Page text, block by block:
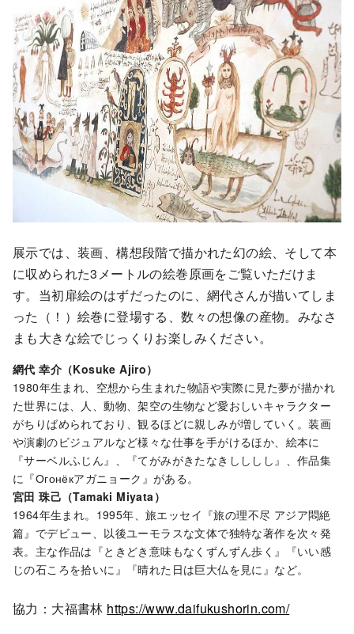
展示では、装画、構想段階で描かれた幻の絵、そして本
に収められた3メートルの絵巻原画をご覧いただけま
す。当初扉絵のはずだったのに、網代さんが描いてしま
った（！）絵巻に登場する、数々の想像の産物。みなさ
まも大きな絵でじっくりお楽しみください。
網代 幸介（Kosuke Ajiro）
1980年生まれ、空想から生まれた物語や実際に見た夢が描かれ
た世界には、人、動物、架空の生物など愛おしいキャラクター
がちりばめられており、観るほどに親しみが増していく。装画
や演劇のビジュアルなど様々な仕事を手がけるほか、絵本に
『サーベルふじん』、『てがみがきたなきしししし』、作品集
に『Огонёкアガニョーク』がある。
宮田 珠己（Tamaki Miyata）
1964年生まれ。1995年、旅エッセイ『旅の理不尽 アジア悶絶
篇』でデビュー、以後ユーモラスな文体で独特な著作を次々発
表。主な作品は『ときどき意味もなくずんずん歩く』『いい感
じの石ころを拾いに』『晴れた日は巨大仏を見に』など。
協力：大福書林 https://www.daifukushorin.com/